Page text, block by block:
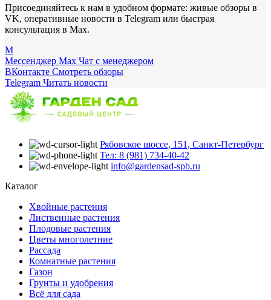
Присоединяйтесь к нам в удобном формате: живые обзоры в
VK, оперативные новости в Telegram или быстрая
консультация в Max.
M
Мессенджер Max Чат с менеджером
ВКонтакте Смотреть обзоры
Telegram Читать новости
Рябовское шоссе, 151, Санкт-Петербург
Тел: 8 (981) 734-40-42
info@gardensad-spb.ru
Каталог
Хвойные растения
Лиственные растения
Плодовые растения
Цветы многолетние
Рассада
Комнатные растения
Газон
Грунты и удобрения
Всё для сада